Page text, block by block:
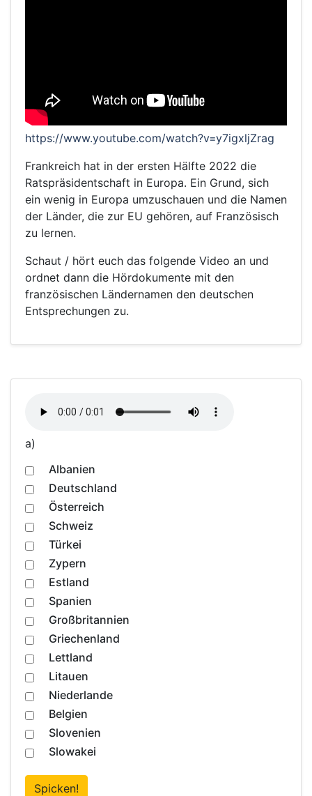
https://www.youtube.com/watch?v=y7igxljZrag
Frankreich hat in der ersten Hälfte 2022 die
Ratspräsidentschaft in Europa. Ein Grund, sich
ein wenig in Europa umzuschauen und die Namen
der Länder, die zur EU gehören, auf Französisch
zu lernen.
Schaut / hört euch das folgende Video an und
ordnet dann die Hördokumente mit den
französischen Ländernamen den deutschen
Entsprechungen zu.
a)
Albanien
Deutschland
Österreich
Schweiz
Türkei
Zypern
Estland
Spanien
Großbritannien
Griechenland
Lettland
Litauen
Niederlande
Belgien
Slovenien
Slowakei
Spicken!